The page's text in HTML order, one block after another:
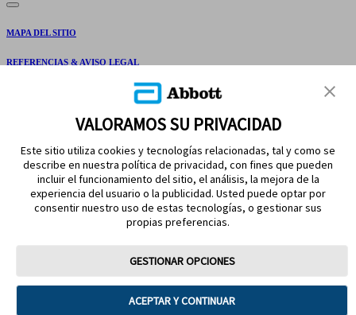
MAPA DEL SITIO
REFERENCIAS & AVISO LEGAL
Términos y condiciones
VALORAMOS SU PRIVACIDAD
Este sitio utiliza cookies y tecnologías relacionadas, tal y como se
describe en nuestra política de privacidad, con fines que pueden
incluir el funcionamiento del sitio, el análisis, la mejora de la
experiencia del usuario o la publicidad. Usted puede optar por
consentir nuestro uso de estas tecnologías, o gestionar sus
propias preferencias.
GESTIONAR OPCIONES
ACEPTAR Y CONTINUAR